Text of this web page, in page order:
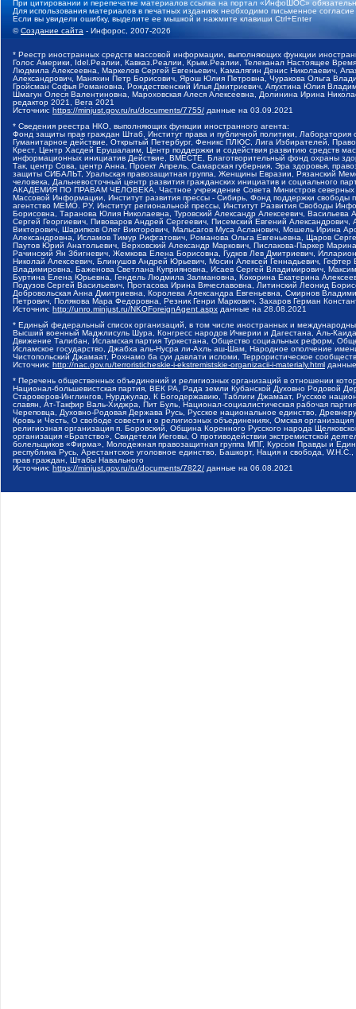
При цитировании и перепечатке материалов ссылка на портал «ИнфоШОС»
Для использования материалов в печатных изданиях необходимо письменное
Если вы увидели ошибку, выделите ее мышкой и нажмите клавиши Ctrl+Enter
©Создание сайта - Инфорос, 2007-2026
* Реестр иностранных средств массовой информации, выполняющих функции
Голос Америки, Idel.Реалии, Кавказ.Реалии, Крым.Реалии, Телеканал Настоящее
Людмила Алексеевна, Маркелов Сергей Евгеньевич, Камалягин Денис Николаевич,
Александрович, Маняхин Петр Борисович, Ярош Юлия Петровна, Чуракова Ольга
Гройсман Софья Романовна, Рождественский Илья Дмитриевич, Апухтина Юлия
Шмагун Олеся Валентиновна, Мароховская Алеся Алексеевна, Долинина Ирина
редактор 2021, Вега 2021
Источник: https://minjust.gov.ru/ru/documents/7755/ данные на 03.09.2021
* Сведения реестра НКО, выполняющих функции иностранного агента:
Фонд защиты прав граждан Штаб, Институт права и публичной политики,
Гуманитарное действие, Открытый Петербург, Феникс ПЛЮС, Лига Избирателей,
Крест, Центр Хасдей Ерушалаим, Центр поддержки и содействия развитию средств
информационных инициатив Действие, ВМЕСТЕ, Благотворительный фонд охраны
Так, центр Сова, центр Анна, Проект Апрель, Самарская губерния, Эра здоровья,
защиты СИБАЛЬТ, Уральская правозащитная группа, Женщины Евразии, Рязанский
человека, Дальневосточный центр развития гражданских инициатив и социального
АКАДЕМИЯ ПО ПРАВАМ ЧЕЛОВЕКА, Частное учреждение Совета Министров северных
Массовой Информации, Институт развития прессы - Сибирь, Фонд поддержки
агентство МЕМО. РУ, Институт региональной прессы, Институт Развития Свободы
Борисовна, Таранова Юлия Николаевна, Туровский Александр Алексеевич,
Сергей Георгиевич, Пивоваров Андрей Сергеевич, Писемский Евгений
Викторович, Шарипков Олег Викторович, Мальсагов Муса Асланович, Мошель Ирина
Александровна, Исламов Тимур Рифгатович, Романова Ольга Евгеньевна, Щаров
Паутов Юрий Анатольевич, Верховский Александр Маркович, Пислакова-Паркер
Рачинский Ян Збигневич, Жемкова Елена Борисовна, Гудков Лев Дмитриевич,
Николай Алексеевич, Блинушов Андрей Юрьевич, Мосин Алексей Геннадьевич,
Владимировна, Баженова Светлана Куприяновна, Исаев Сергей Владимирович,
Буртина Елена Юрьевна, Гендель Людмила Залмановна, Кокорина Екатерина
Подузов Сергей Васильевич, Протасова Ирина Вячеславовна, Литинский Леонид
Добровольская Анна Дмитриевна, Королева Александра Евгеньевна, Смирнов
Петрович, Полякова Мара Федоровна, Резник Генри Маркович, Захаров Герман
Источник: http://unro.minjust.ru/NKOForeignAgent.aspx данные на 28.08.2021
* Единый федеральный список организаций, в том числе иностранных и
Высший военный Маджлисуль Шура, Конгресс народов Ичкерии и Дагестана, Аль-
Движение Талибан, Исламская партия Туркестана, Общество социальных реформ,
Исламское государство, Джабха аль-Нусра ли-Ахль аш-Шам, Народное ополчение
Чистопольский Джамаат, Рохнамо ба суи давлати исломи, Террористическое
Источник: http://nac.gov.ru/terroristicheskie-i-ekstremistskie-organizacii-i-materialy.html
* Перечень общественных объединений и религиозных организаций в отношении
Национал-большевистская партия, ВЕК РА, Рада земли Кубанской Духовно Родовой
Староверов-Инглингов, Нурджулар, К Богодержавию, Таблиги Джамаат, Русское
славян, Ат-Такфир Валь-Хиджра, Пит Буль, Национал-социалистическая рабочая
Череповца, Духовно-Родовая Держава Русь, Русское национальное единство,
Кровь и Честь, О свободе совести и о религиозных объединениях, Омская
религиозная организация п. Боровский, Община Коренного Русского народа
организация «Братство», Свидетели Иеговы, О противодействии экстремистской
болельщиков «Фирма», Молодежная правозащитная группа МПГ, Курсом Правды и
республика Русь, Арестантское уголовное единство, Башкорт, Нация и свобода,
прав граждан, Штабы Навального
Источник: https://minjust.gov.ru/ru/documents/7822/ данные на 06.08.2021